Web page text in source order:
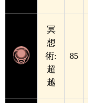
冥
想
術:
超
越
85